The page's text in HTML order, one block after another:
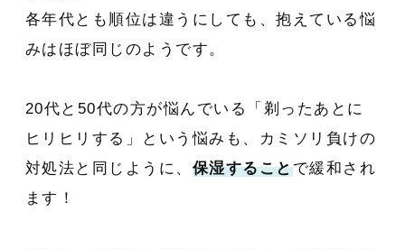
各年代とも順位は違うにしても、抱えている悩
みはほぼ同じのようです。
20代と50代の方が悩んでいる「剃ったあとに
ヒリヒリする」という悩みも、カミソリ負けの
対処法と同じように、 保湿することで緩和され
ます！